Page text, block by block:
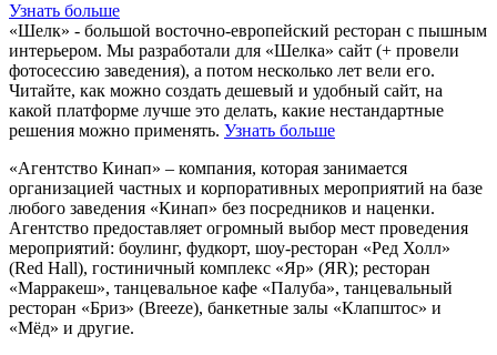
Узнать больше
«Шелк» - большой восточно-европейский ресторан с пышным
интерьером. Мы разработали для «Шелка» сайт (+ провели
фотосессию заведения), а потом несколько лет вели его.
Читайте, как можно создать дешевый и удобный сайт, на
какой платформе лучше это делать, какие нестандартные
решения можно применять. Узнать больше
«Агентство Кинап» – компания, которая занимается
организацией частных и корпоративных мероприятий на базе
любого заведения «Кинап» без посредников и наценки.
Агентство предоставляет огромный выбор мест проведения
мероприятий: боулинг, фудкорт, шоу-ресторан «Ред Холл»
(Red Hall), гостиничный комплекс «Яр» (ЯR); ресторан
«Марракеш», танцевальное кафе «Палуба», танцевальный
ресторан «Бриз» (Breeze), банкетные залы «Клапштос» и
«Мёд» и другие.